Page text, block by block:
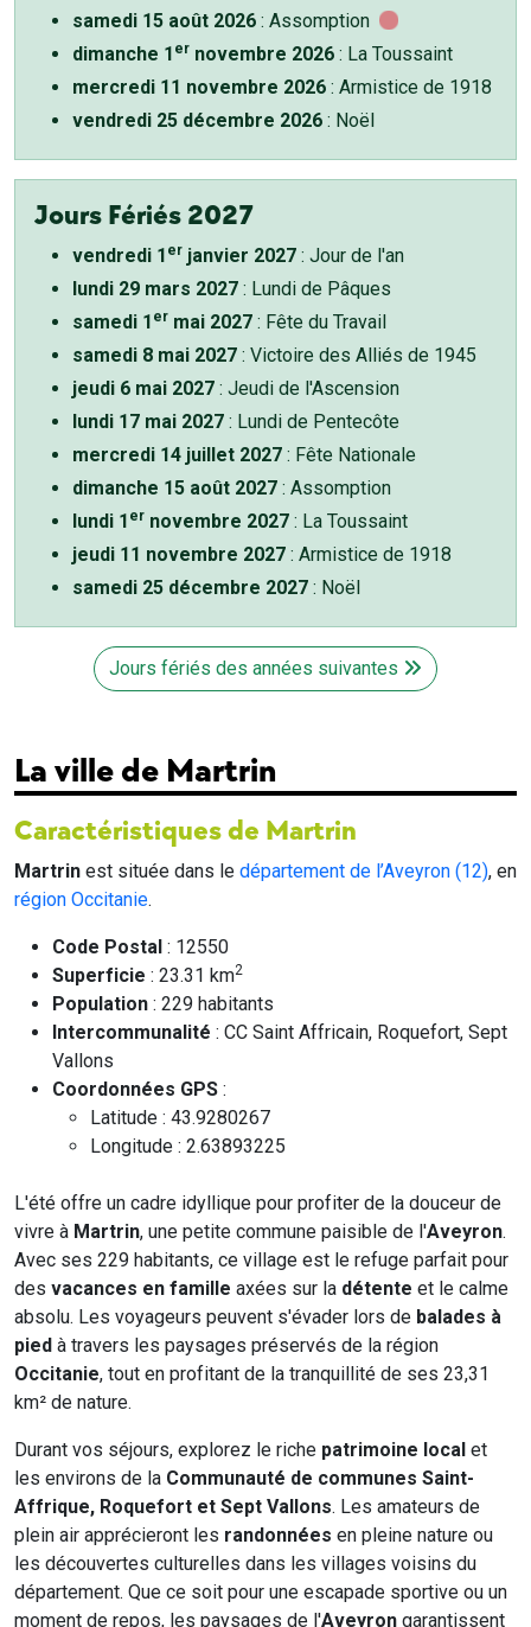
samedi 15 août 2026 : Assomption
dimanche 1 er novembre 2026 : La Toussaint
mercredi 11 novembre 2026 : Armistice de 1918
vendredi 25 décembre 2026 : Noël
Jours Fériés 2027
vendredi 1 er janvier 2027 : Jour de l'an
lundi 29 mars 2027 : Lundi de Pâques
samedi 1 er mai 2027 : Fête du Travail
samedi 8 mai 2027 : Victoire des Alliés de 1945
jeudi 6 mai 2027 : Jeudi de l'Ascension
lundi 17 mai 2027 : Lundi de Pentecôte
mercredi 14 juillet 2027 : Fête Nationale
dimanche 15 août 2027 : Assomption
lundi 1 er novembre 2027 : La Toussaint
jeudi 11 novembre 2027 : Armistice de 1918
samedi 25 décembre 2027 : Noël
Jours fériés des années suivantes
La ville de Martrin
Caractéristiques de Martrin
Martrin est située dans le département de l’Aveyron (12), en
région Occitanie.
Code Postal : 12550
Superficie : 23.31 km2
Population : 229 habitants
Intercommunalité : CC Saint Affricain, Roquefort, Sept
Vallons
Coordonnées GPS :
Latitude : 43.9280267
Longitude : 2.63893225
L'été offre un cadre idyllique pour profiter de la douceur de
vivre à Martrin, une petite commune paisible de l'Aveyron.
Avec ses 229 habitants, ce village est le refuge parfait pour
des vacances en famille axées sur la détente et le calme
absolu. Les voyageurs peuvent s'évader lors de balades à
pied à travers les paysages préservés de la région
Occitanie, tout en profitant de la tranquillité de ses 23,31
km² de nature.
Durant vos séjours, explorez le riche patrimoine local et
les environs de la Communauté de communes Saint-
Affrique, Roquefort et Sept Vallons. Les amateurs de
plein air apprécieront les randonnées en pleine nature ou
les découvertes culturelles dans les villages voisins du
département. Que ce soit pour une escapade sportive ou un
moment de repos, les paysages de l'Aveyron garantissent